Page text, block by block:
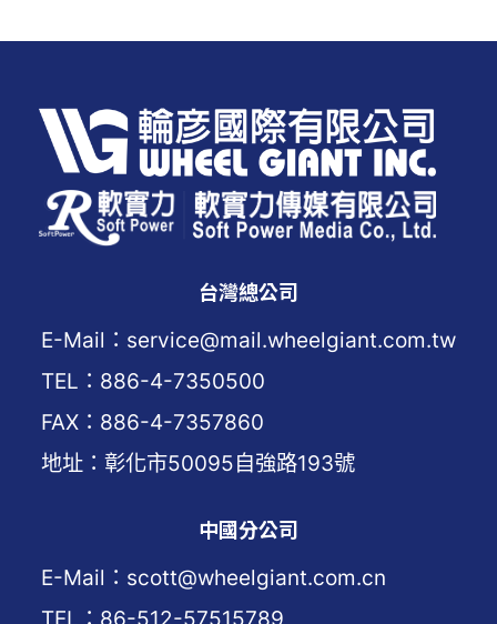
台灣總公司
E-Mail：service@mail.wheelgiant.com.tw
TEL：886-4-7350500
FAX：886-4-7357860
地址：彰化市50095自強路193號
中國分公司
E-Mail：scott@wheelgiant.com.cn
TEL：86-512-57515789